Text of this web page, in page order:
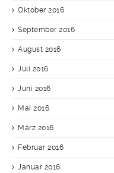
Oktober 2016
September 2016
August 2016
Juli 2016
Juni 2016
Mai 2016
März 2016
Februar 2016
Januar 2016